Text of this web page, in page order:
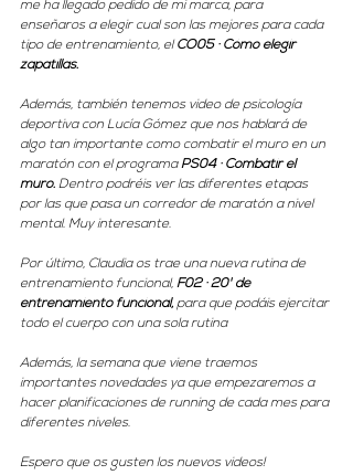
me ha llegado pedido de mi marca, para
enseñaros a elegir cual son las mejores para cada
tipo de entrenamiento, el CO05 · Cómo elegir
zapatillas.
Además, también tenemos video de psicología
deportiva con Lucía Gómez que nos hablará de
algo tan importante como combatir el muro en un
maratón con el programa PS04 · Combatir el
muro. Dentro podréis ver las diferentes etapas
por las que pasa un corredor de maratón a nivel
mental. Muy interesante.
Por último, Claudia os trae una nueva rutina de
entrenamiento funcional, F02 · 20' de
entrenamiento funcional, para que podáis ejercitar
todo el cuerpo con una sola rutina
Además, la semana que viene traemos
importantes novedades ya que empezaremos a
hacer planificaciones de running de cada mes para
diferentes niveles.
Espero que os gusten los nuevos videos!